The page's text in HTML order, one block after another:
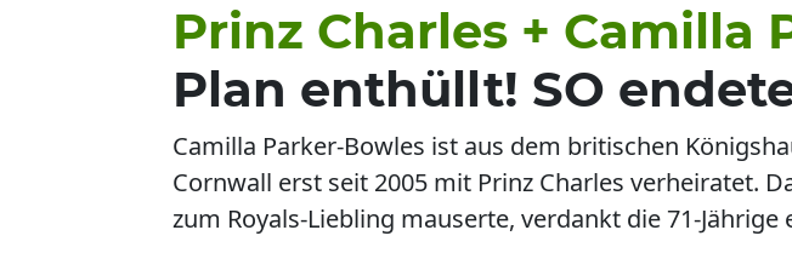
Prinz Charles + Camilla
Plan enthüllt! SO
Camilla Parker-Bowles ist aus dem britischen
Cornwall erst seit 2005 mit Prinz Charles verheiratet.
zum Royals-Liebling mauserte, verdankt die 71-Jährige